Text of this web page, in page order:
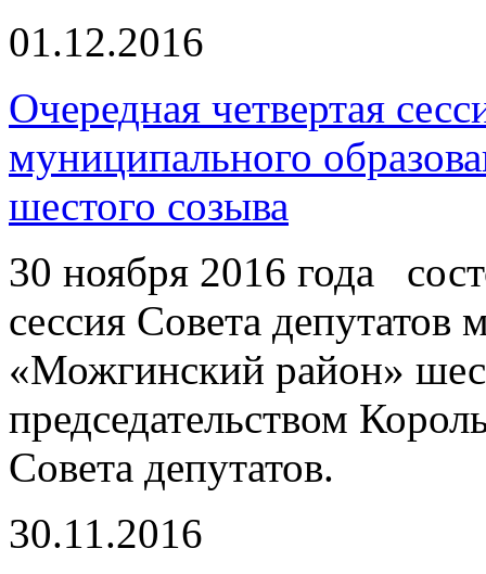
01.12.2016
Очередная четвертая
муниципального
шестого созыва
30 ноября 2016 года
сессия Совета депутатов
«Можгинский район»
председательством
Совета депутатов.
30.11.2016